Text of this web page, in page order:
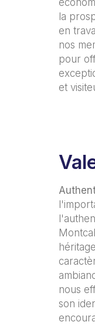
la
en
nos
pour
et
nous
son